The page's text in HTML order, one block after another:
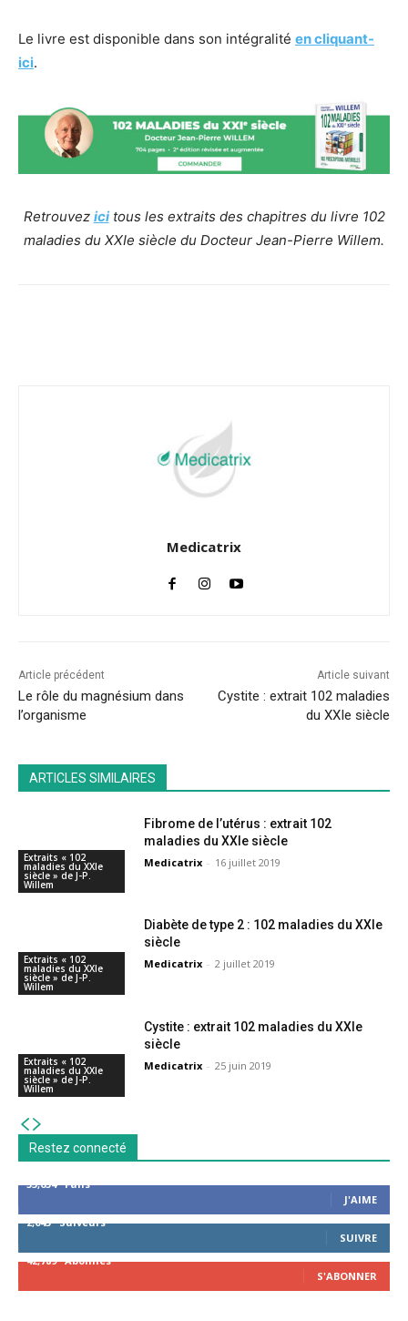
Le livre est disponible dans son intégralité en cliquant-
ici.
Retrouvez icitous les extraits des chapitres du livre 102
maladies du XXIe siècle du Docteur Jean-Pierre Willem.
Medicatrix
Article précédent
Le rôle du magnésium dans
l’organisme
Article suivant
Cystite : extrait 102 maladies
du XXIe siècle
ARTICLES SIMILAIRES
Extraits « 102
maladies du XXIe
siècle » de J-P.
Willem
Fibrome de l’utérus : extrait 102
maladies du XXIe siècle
Medicatrix - 16 juillet 2019
Extraits « 102
maladies du XXIe
siècle » de J-P.
Willem
Diabète de type 2 : 102 maladies du XXIe
siècle
Medicatrix - 2 juillet 2019
Extraits « 102
maladies du XXIe
siècle » de J-P.
Willem
Cystite : extrait 102 maladies du XXIe
siècle
Medicatrix - 25 juin 2019
Restez connecté
53,654
Fans
J'AIME
2,043 Suiveurs
SUIVRE
42,789 Abonnés
S'ABONNER